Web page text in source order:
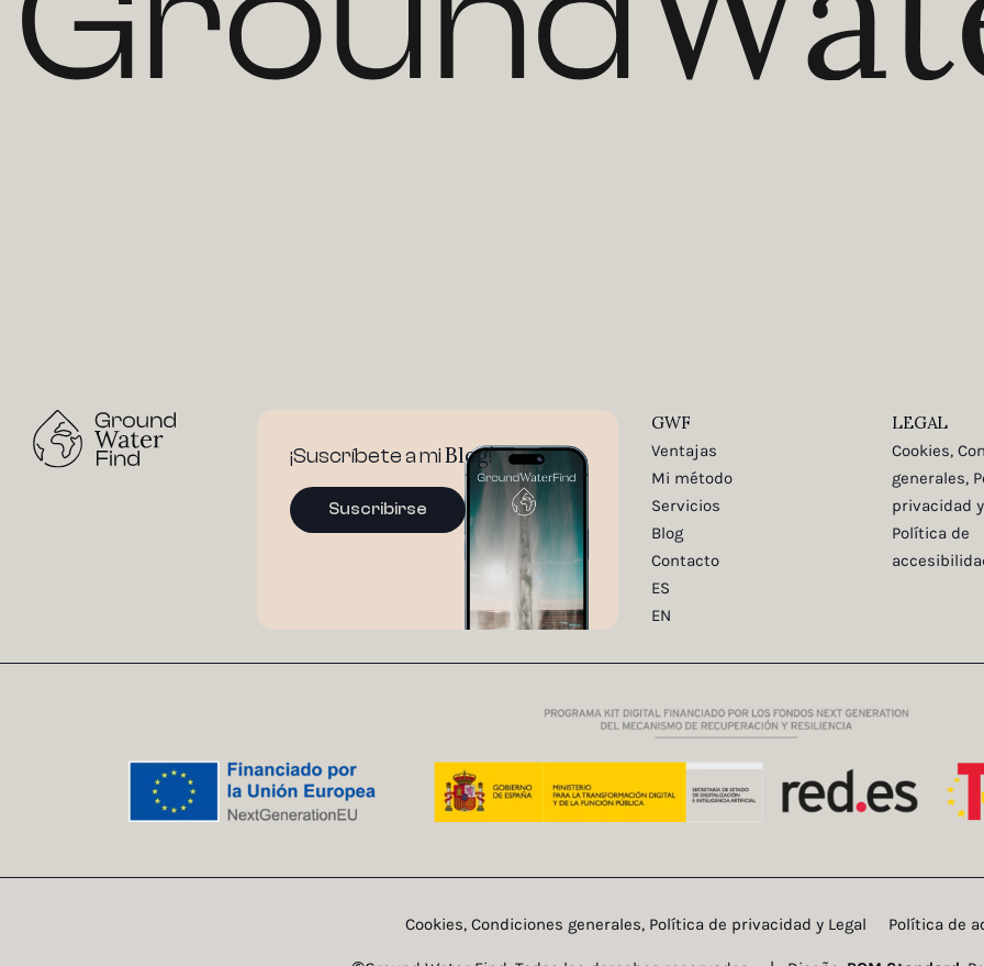
¡Suscríbete a miBlog!
Suscribirse
GWF
Ventajas
Mi método
Servicios
Blog
Contacto
ES
EN
LEGAL
Cookies,
generales,
privacidad
Política de
Cookies, Condiciones generales, Política de privacidad y Legal Política de